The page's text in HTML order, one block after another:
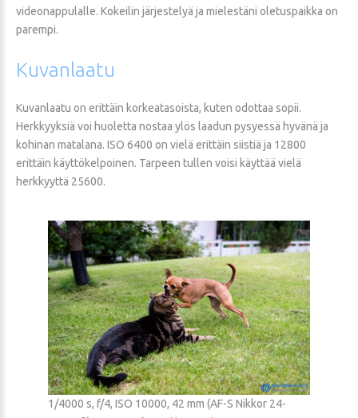
videonappulalle. Kokeilin järjestelyä ja mielestäni oletuspaikka on
parempi.
Kuvanlaatu
Kuvanlaatu on erittäin korkeatasoista, kuten odottaa sopii.
Herkkyyksiä voi huoletta nostaa ylös laadun pysyessä hyvänä ja
kohinan matalana. ISO 6400 on vielä erittäin siistiä ja 12800
erittäin käyttökelpoinen. Tarpeen tullen voisi käyttää vielä
herkkyyttä 25600.
1/4000 s, f/4, ISO 10000, 42 mm (AF-S Nikkor 24-